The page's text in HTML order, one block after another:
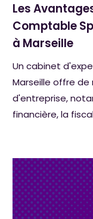
Les
Comptable
à Marseille
Un cabinet
Marseille offre
d'entreprise,
financière, la